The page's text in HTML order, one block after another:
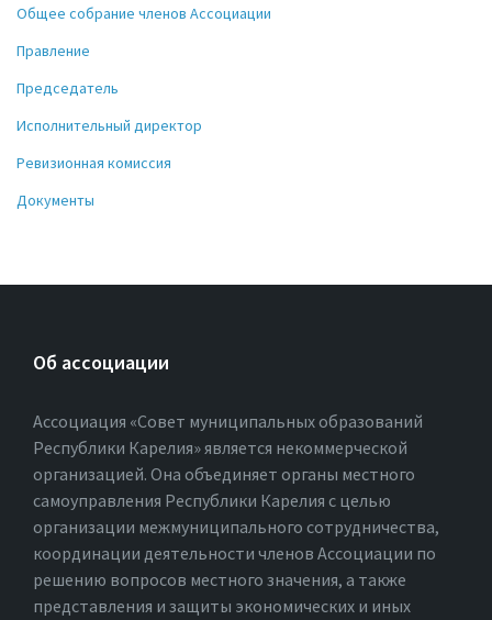
Общее собрание членов Ассоциации
Правление
Председатель
Исполнительный директор
Ревизионная комиссия
Документы
Об ассоциации
Ассоциация «Совет муниципальных образований
Республики Карелия» является некоммерческой
организацией. Она объединяет органы местного
самоуправления Республики Карелия с целью
организации межмуниципального сотрудничества,
координации деятельности членов Ассоциации по
решению вопросов местного значения, а также
представления и защиты экономических и иных